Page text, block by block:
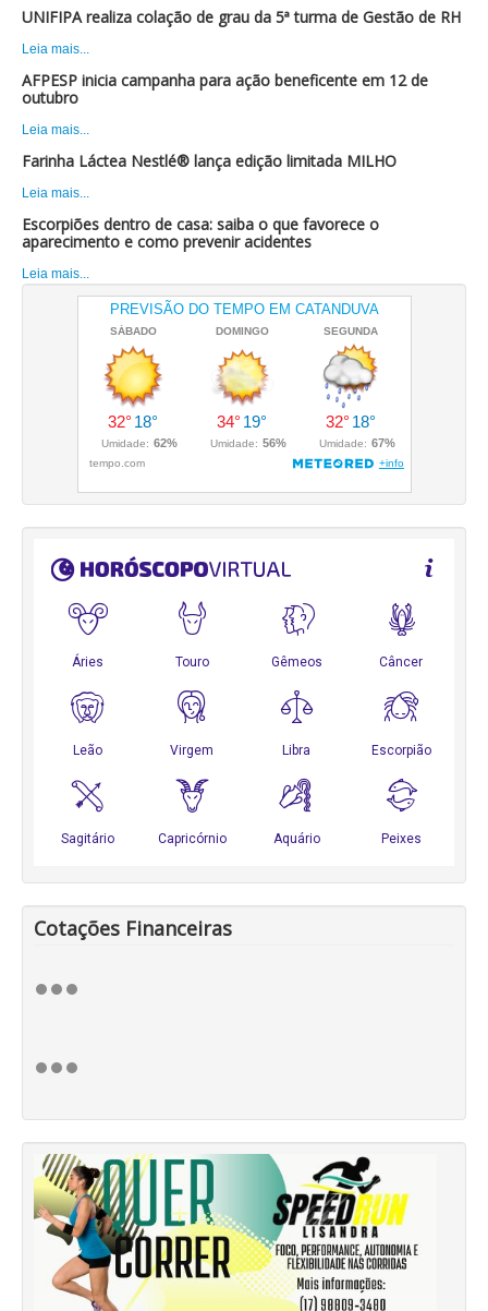
UNIFIPA realiza colação de grau da 5ª turma de Gestão de RH
Leia mais...
AFPESP inicia campanha para ação beneficente em 12 de
outubro
Leia mais...
Farinha Láctea Nestlé® lança edição limitada MILHO
Leia mais...
Escorpiões dentro de casa: saiba o que favorece o
aparecimento e como prevenir acidentes
Leia mais...
Cotações Financeiras